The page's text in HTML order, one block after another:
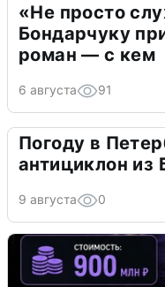
«Не просто
Бондарчуку
роман — с кем
6 августа 91
Погоду в
антициклон из
9 августа 0